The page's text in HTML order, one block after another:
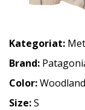
Kategoriat:
Brand:
Color:
Size:S